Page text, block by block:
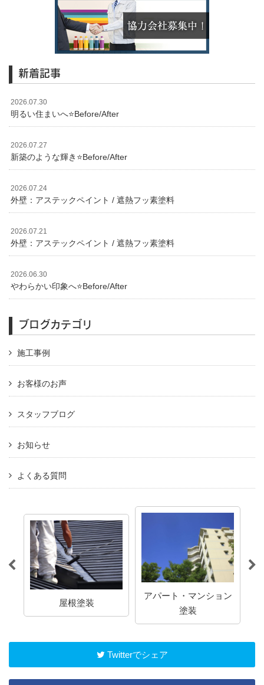
新着記事
2026.07.30
明るい住まいへ⭐️Before/After
2026.07.27
新築のような輝き⭐️Before/After
2026.07.24
外壁：アステックペイント / 遮熱フッ素塗料
2026.07.21
外壁：アステックペイント / 遮熱フッ素塗料
2026.06.30
やわらかい印象へ⭐️Before/After
ブログカテゴリ
施工事例
お客様のお声
スタッフブログ
お知らせ
よくある質問
屋根塗装
アパート・マンション
塗装
Twitterでシェア